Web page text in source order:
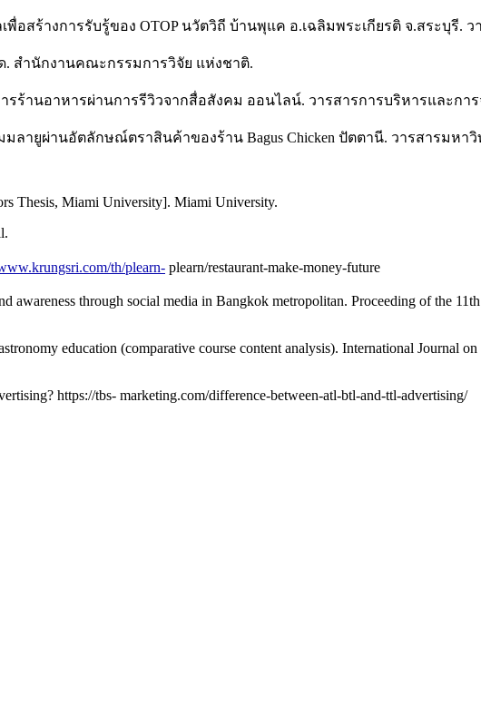
สร้างการรับรู้ของ OTOP นวัตวิถี บ้านพุแค อ.เฉลิมพระเกียรติ จ.สระบุรี. ว
สำนักงานคณะกรรมการวิจัย แห่งชาติ.
านอาหารผ่านการรีวิวจากสื่อสังคม ออนไลน์. วารสารการบริหารและการจั
ลายูผ่านอัตลักษณ์ตราสินค้าของร้าน Bagus Chicken ปัตตานี. วารสารมหาวิ
Thesis, Miami University]. Miami University.
th/plearn- plearn/restaurant-make-money-future
through social media in Bangkok metropolitan. Proceeding of the
education (comparative course content analysis). International Journal
https://tbs- marketing.com/difference-between-atl-btl-and-ttl-advertising/